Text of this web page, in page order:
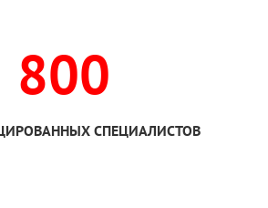
800
СПЕЦИАЛИСТОВ